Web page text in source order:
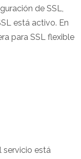
de SSL,
está activo. En
para SSL flexible
servicio está